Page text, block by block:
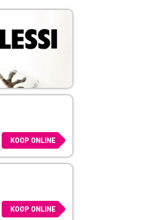
KOOP ONLINE
KOOP ONLINE